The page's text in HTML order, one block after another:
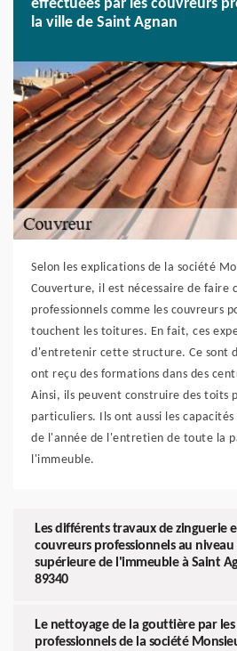
effectuées par les couvreurs
la ville de Saint Agnan
Selon les explications de la société
Couverture, il est nécessaire de faire
professionnels comme les couvreurs
touchent les toitures. En fait, ces
d'entretenir cette structure. Ce sont
ont reçu des formations dans des
Ainsi, ils peuvent construire des toits
particuliers. Ils ont aussi les
de l'année de l'entretien de toute la
l'immeuble.
Les différents travaux de zinguerie
couvreurs professionnels au
supérieure de l'immeuble à Saint
89340
Le nettoyage de la gouttière par
professionnels de la société